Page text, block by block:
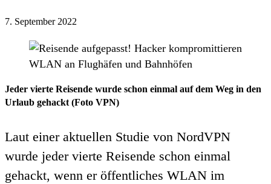
7. September 2022
Jeder vierte Reisende wurde schon einmal auf dem Weg in den
Urlaub gehackt (Foto VPN)
Laut einer aktuellen Studie von NordVPN
wurde jeder vierte Reisende schon einmal
gehackt, wenn er öffentliches WLAN im